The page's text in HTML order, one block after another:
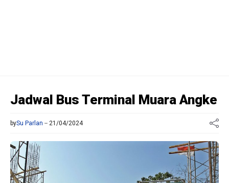
Jadwal Bus Terminal Muara Angke
bySu Parlan 21/04/2024